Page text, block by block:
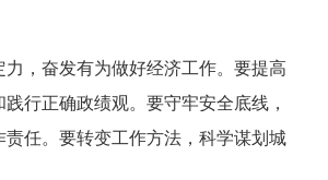
力，奋发有为做好经济工作。要提高
行正确政绩观。要守牢安全底线，
责任。要转变工作方法，科学谋划城